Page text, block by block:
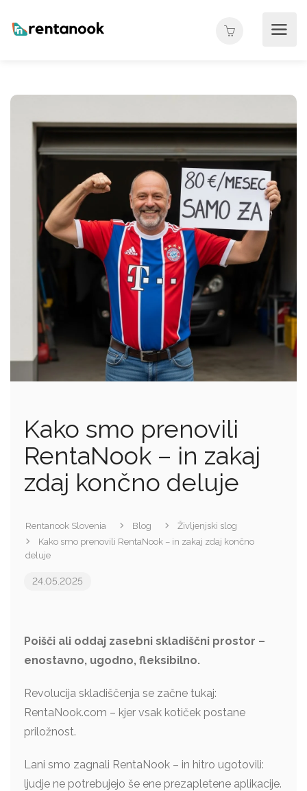
Kako smo prenovili
RentaNook – in zakaj
zdaj končno deluje
Rentanook Slovenia Blog
Življenjski slog
Kako smo prenovili RentaNook – in zakaj zdaj končno
deluje
24.05.2025
Poišči ali oddaj zasebni skladiščni prostor –
enostavno, ugodno, fleksibilno.
Revolucija skladiščenja se začne tukaj:
RentaNook.com – kjer vsak kotiček postane
priložnost.
Lani smo zagnali RentaNook – in hitro ugotovili:
ljudje ne potrebujejo še ene prezapletene aplikacije.